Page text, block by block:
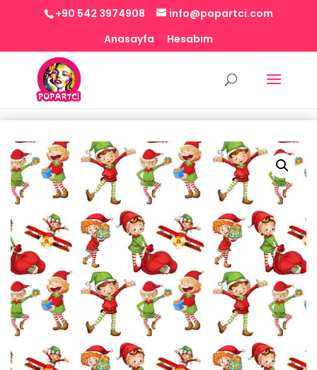
+90 542 3974908
info@popartci.com
Anasayfa
Hesabım